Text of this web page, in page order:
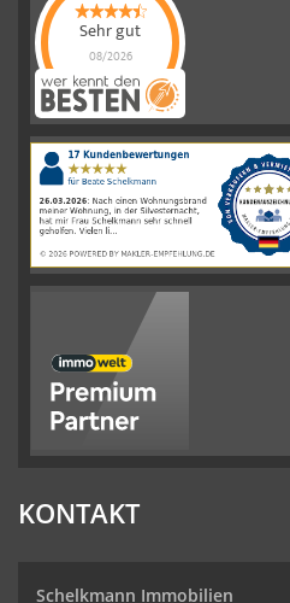
Sehr gut
08/2026
Schelkmann
Immobilienhat
|110Schelkmann
ImmobilienBewertungen
auf
werkenntdenBESTEN.de
KONTAKT
Schelkmann Immobilien